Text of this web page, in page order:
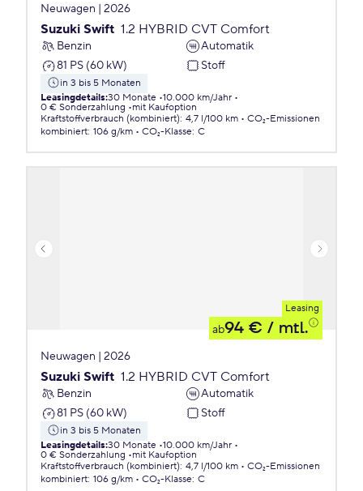
Neuwagen | 2026
Suzuki Swift 1.2 HYBRID CVT Comfort
Benzin
Automatik
81 PS (60 kW)
Stoff
in 3 bis 5 Monaten
Leasingdetails:30 Monate 10.000 km/Jahr
0 € Sonderzahlung
mit Kaufoption
Kraftstoffverbrauch (kombiniert): 4,7 l/100 km
CO₂-Emissionen
kombiniert: 106 g/km CO₂-Klasse: C
Leasing
ab94 € / mtl.
Neuwagen | 2026
Suzuki Swift 1.2 HYBRID CVT Comfort
Benzin
Automatik
81 PS (60 kW)
Stoff
in 3 bis 5 Monaten
Leasingdetails:30 Monate 10.000 km/Jahr
0 € Sonderzahlung
mit Kaufoption
Kraftstoffverbrauch (kombiniert): 4,7 l/100 km
CO₂-Emissionen
kombiniert: 106 g/km CO₂-Klasse: C